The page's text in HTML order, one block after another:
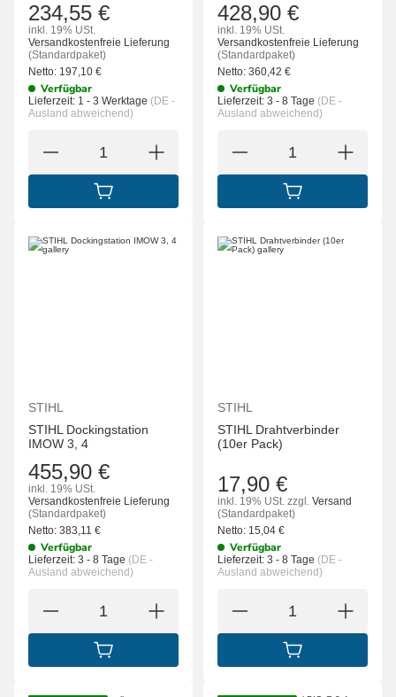
234,55 €
inkl. 19% USt.
Versandkostenfreie Lieferung
(Standardpaket)
Netto: 197,10 €
Verfügbar
Lieferzeit: 1 - 3 Werktage (DE -
Ausland abweichend)
IN DEN WARENKORB
428,90 €
inkl. 19% USt.
Versandkostenfreie Lieferung
(Standardpaket)
Netto: 360,42 €
Verfügbar
Lieferzeit: 3 - 8 Tage (DE -
Ausland abweichend)
IN DEN
STIHL
STIHL Dockingstation
IMOW 3, 4
455,90 €
inkl. 19% USt.
Versandkostenfreie Lieferung
(Standardpaket)
Netto: 383,11 €
Verfügbar
Lieferzeit: 3 - 8 Tage (DE -
Ausland abweichend)
IN DEN WARENKORB
STIHL
STIHL Drahtverbinder
(10er Pack)
17,90 €
inkl. 19% USt. zzgl. Versand
(Standardpaket)
Netto: 15,04 €
Verfügbar
Lieferzeit: 3 - 8 Tage (DE -
Ausland abweichend)
IN DEN